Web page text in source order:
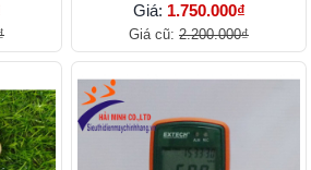
Giá: 1.750.000₫
Giá cũ: 2.200.000₫